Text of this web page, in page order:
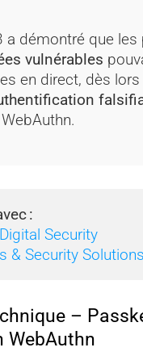
a démontré que les
vulnérables
en direct, dès lors
:
Security
& Security Solutions
–
WebAuthn